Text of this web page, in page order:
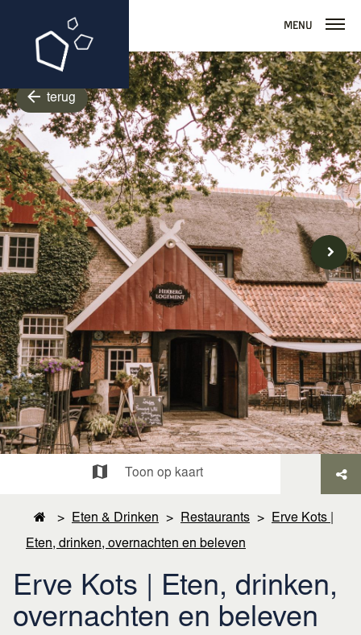
Menu
terug
> Eten & Drinken > Restaurants >
Erve Kots |
Eten, drinken, overnachten en beleven
Erve Kots | Eten, drinken,
overnachten en beleven
Toon op kaart